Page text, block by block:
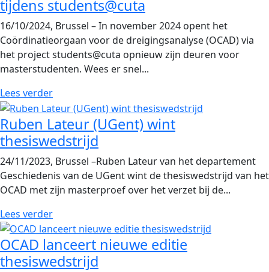
tijdens students@cuta
16/10/2024, Brussel – In november 2024 opent het
Coördinatieorgaan voor de dreigingsanalyse (OCAD) via
het project students@cuta opnieuw zijn deuren voor
masterstudenten. Wees er snel...
Lees verder
Ruben Lateur (UGent) wint
thesiswedstrijd
24/11/2023, Brussel –Ruben Lateur van het departement
Geschiedenis van de UGent wint de thesiswedstrijd van het
OCAD met zijn masterproef over het verzet bij de...
Lees verder
OCAD lanceert nieuwe editie
thesiswedstrijd